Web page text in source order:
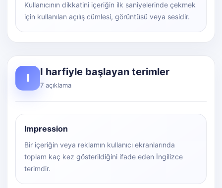
Kullanıcının dikkatini içeriğin ilk saniyelerinde çekmek
için kullanılan açılış cümlesi, görüntüsü veya sesidir.
I I harfiyle başlayan terimler
7 açıklama
Impression
Bir içeriğin veya reklamın kullanıcı ekranlarında
toplam kaç kez gösterildiğini ifade eden İngilizce
terimdir.